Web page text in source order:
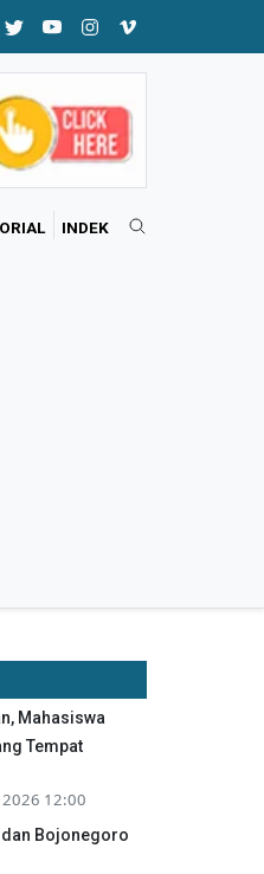
INDEK
Mahasiswa
Tempat
2026 12:00
dan Bojonegoro